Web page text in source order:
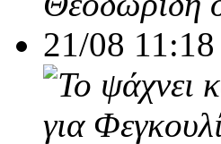
21/08 11:18